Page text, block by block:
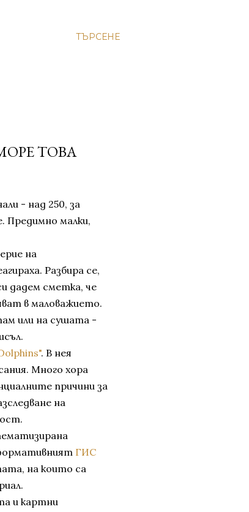
ТЪРСЕНЕ
ТОВА
- над 250, за
Предимно малки,
на
Разбира се,
дадем сметка, че
в маловажието.
или на сушата -
. В нея
Много хора
причини за
на
ГИС
на които са
и картни